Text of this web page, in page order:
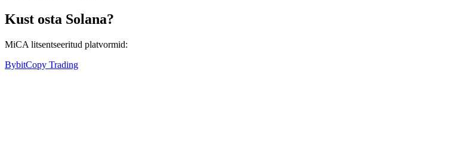
Kust osta Solana?
MiCA litsentseeritud platvormid:
BybitCopy Trading